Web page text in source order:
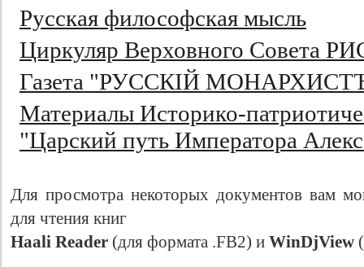
Русская философская мысль
Циркуляр Верховного Совета
Газета "РУССКIЙ
Материалы Историко-
"Царский путь Императора
Для просмотра некоторых документов вам
для чтения книг
Haali Reader (для формата .FB2) и WinDjView